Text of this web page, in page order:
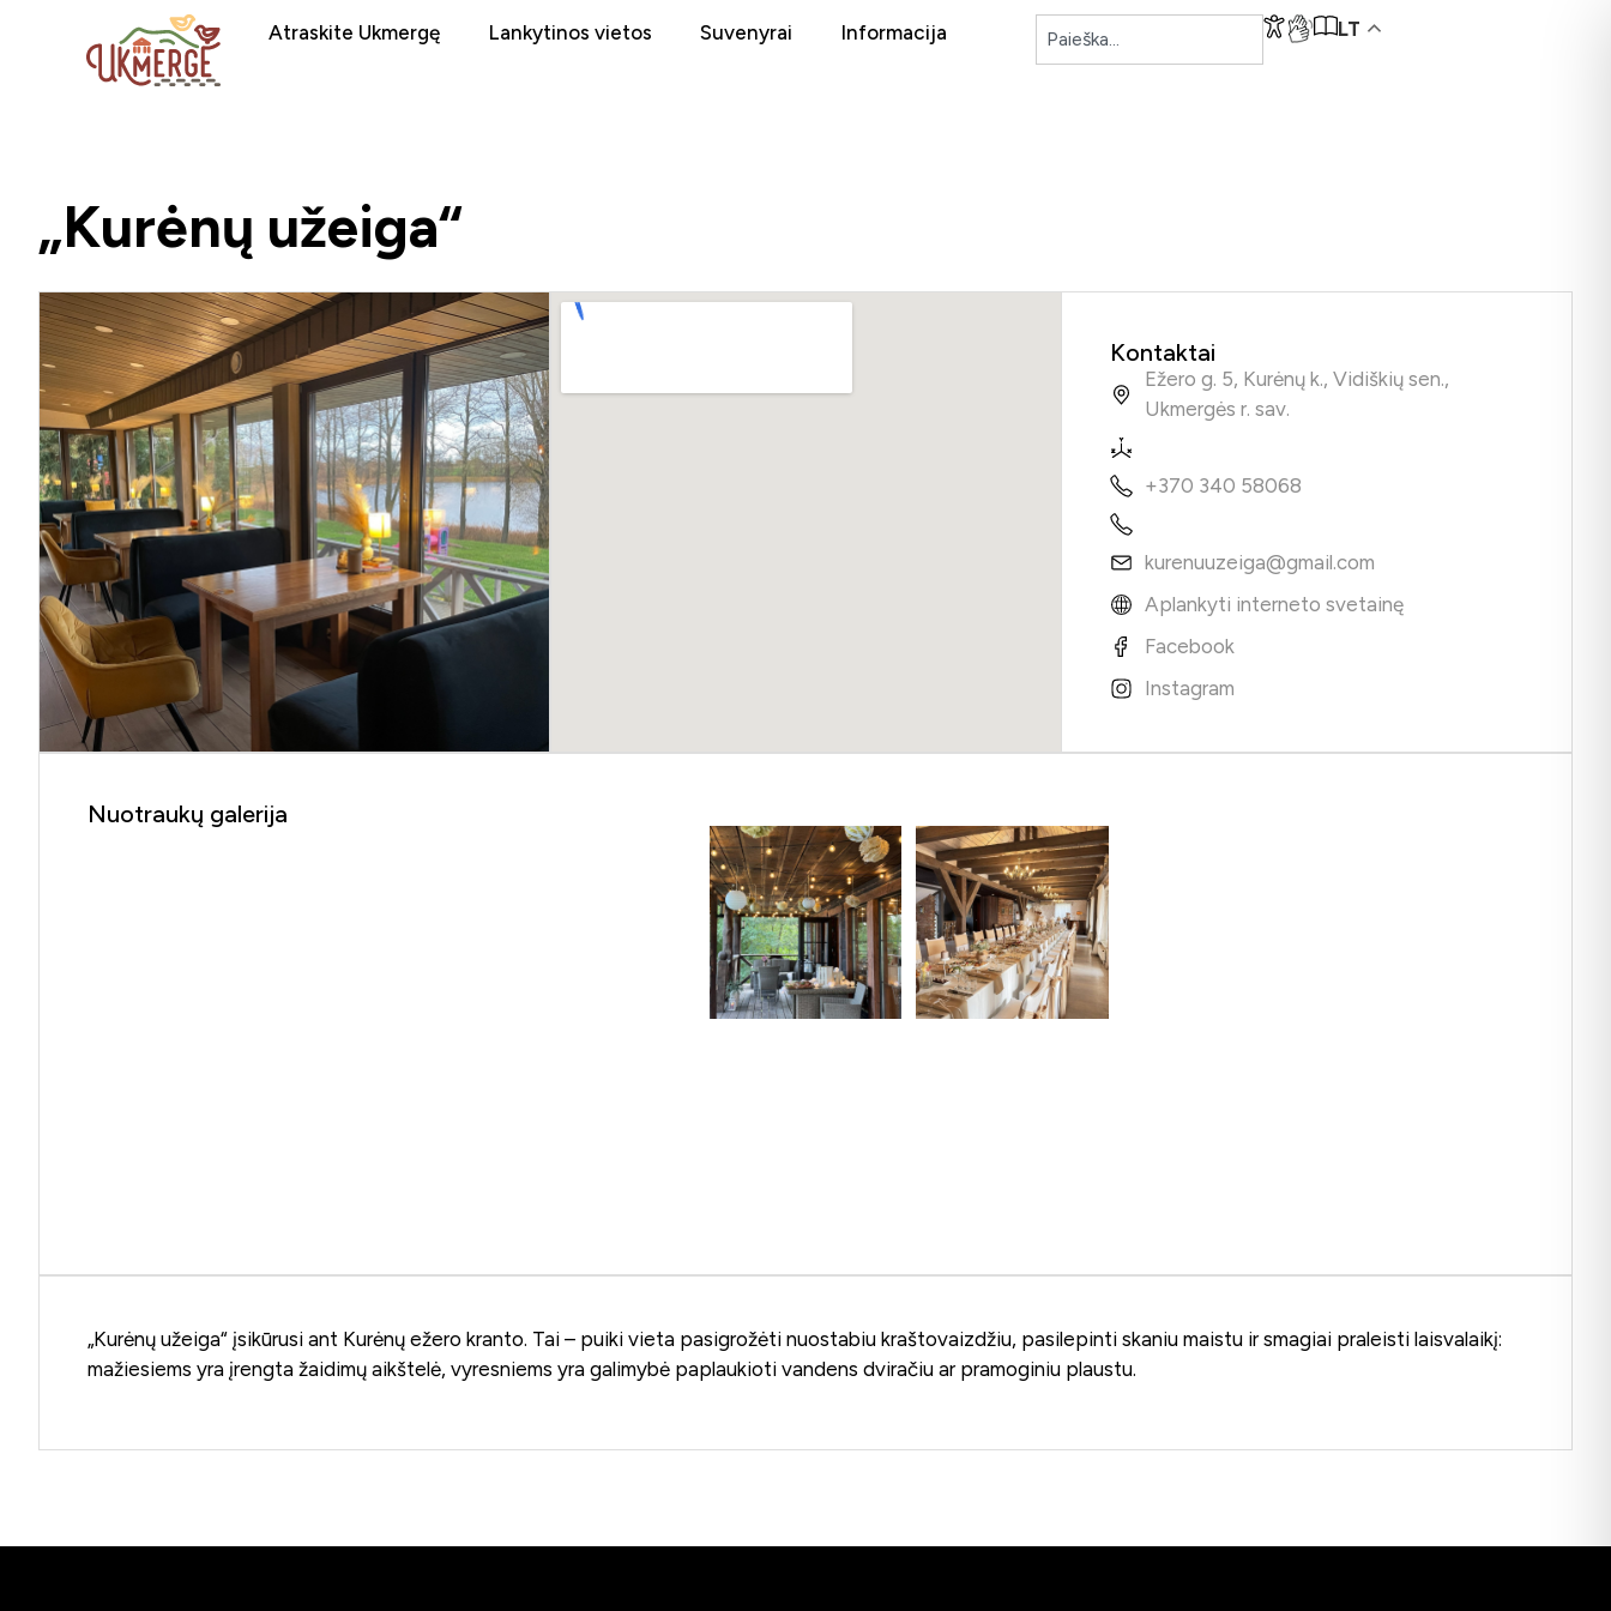
Atraskite Ukmergę Lankytinos vietos Suvenyrai Informacija LT
„Kurėnų užeiga“
Kontaktai
Ežero g. 5, Kurėnų k., Vidiškių sen.,
Ukmergės r. sav.
+370 340 58068
kurenuuzeiga@gmail.com
Aplankyti interneto svetainę
Facebook
Instagram
Nuotraukų galerija
„Kurėnų užeiga“ įsikūrusi ant Kurėnų ežero kranto. Tai – puiki vieta pasigrožėti nuostabiu kraštovaizdžiu, pasilepinti skaniu maistu ir smagiai praleisti laisvalaikį:
mažiesiems yra įrengta žaidimų aikštelė, vyresniems yra galimybė paplaukioti vandens dviračiu ar pramoginiu plaustu.